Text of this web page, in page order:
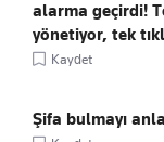
alarma geçirdi!
yönetiyor, tek
Kaydet
Şifa bulmayı